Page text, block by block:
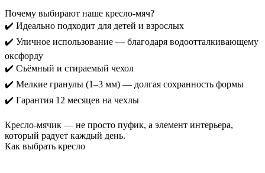
Почему выбирают наше кресло-мяч?
✔️ Идеально подходит для детей и взрослых
✔️ Уличное использование — благодаря водоотталкивающему
оксфорду
✔️ Съёмный и стираемый чехол
✔️ Мелкие гранулы (1–3 мм) — долгая сохранность формы
✔️ Гарантия 12 месяцев на чехлы
Кресло-мячик — не просто пуфик, а элемент интерьера,
который радует каждый день.
Как выбрать кресло